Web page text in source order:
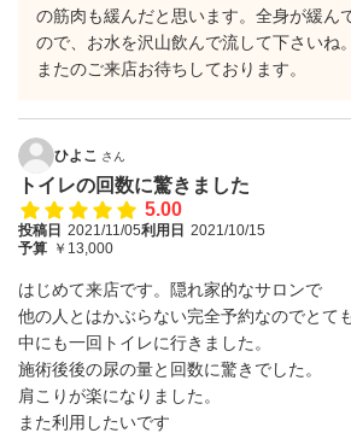
の筋肉も緩んだと思います。全身が緩ん
ので、お水を沢山飲んで流して下さいね。
またのご来店お待ちしております。
ひよこ さん
トイレの回数に驚きました
5.00
投稿日 2021/11/05利用日 2021/10/15
予算 ￥13,000
はじめて来店です。隠れ家的なサロンで
他の人とはかぶらない完全予約なのでとて
中にも一回トイレに行きました。
施術後後の尿の量と回数に驚きでした。
肩こりが楽になりました。
また利用したいです